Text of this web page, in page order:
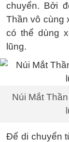
chuyển. Bởi
Thần vô cùng
có thể dùng
lũng.
Núi Mắt
Để di chuyển